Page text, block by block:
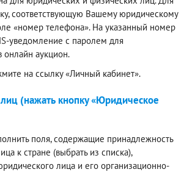
соответствующую Вашему юридическому
«номер телефона». На указанный номер
уведомление с паролем для
онлайн аукцион.
на ссылку «Личный кабинет».
(нажать кнопку «Юридическое
поля, содержащие принадлежность
к стране (выбрать из списка),
лица и его организационно-